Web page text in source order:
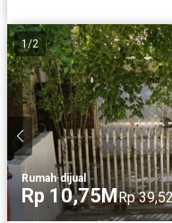
1/2
Rumah·dijual
Rp 10,75MRp